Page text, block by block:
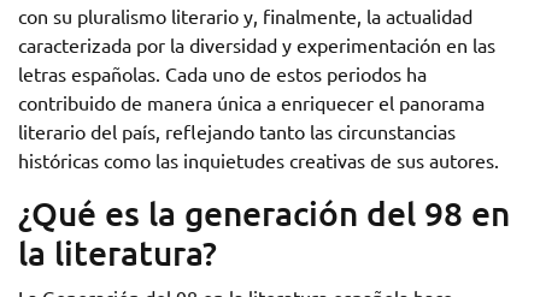
con su pluralismo literario y, finalmente, la actualidad
caracterizada por la diversidad y experimentación en las
letras españolas. Cada uno de estos periodos ha
contribuido de manera única a enriquecer el panorama
literario del país, reflejando tanto las circunstancias
históricas como las inquietudes creativas de sus autores.
¿Qué es la generación del 98 en
la literatura?